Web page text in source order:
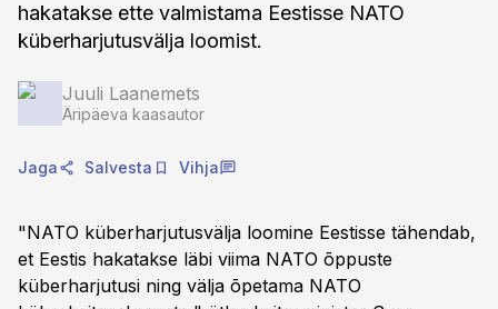
hakatakse ette valmistama Eestisse NATO
küberharjutusvälja loomist.
Juuli Laanemets
Äripäeva kaasautor
Jaga Salvesta Vihja
"NATO küberharjutusvälja loomine Eestisse tähendab,
et Eestis hakatakse läbi viima NATO õppuste
küberharjutusi ning välja õpetama NATO